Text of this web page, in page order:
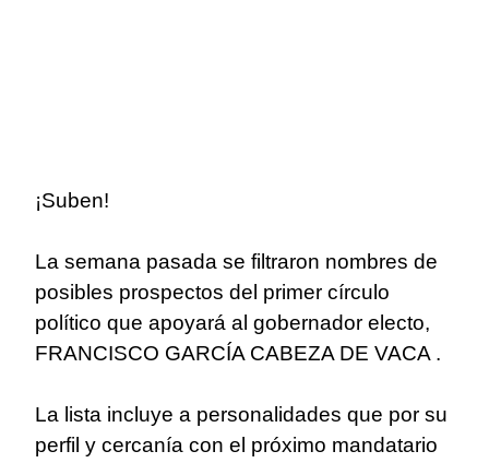
¡Suben!
La semana pasada se filtraron nombres de
posibles prospectos del primer círculo
político que apoyará al gobernador electo,
FRANCISCO GARCÍA CABEZA DE VACA .
La lista incluye a personalidades que por su
perfil y cercanía con el próximo mandatario